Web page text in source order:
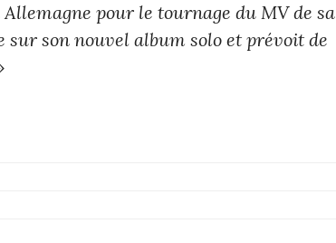
pour le tournage du MV de sa
son nouvel album solo et prévoit de